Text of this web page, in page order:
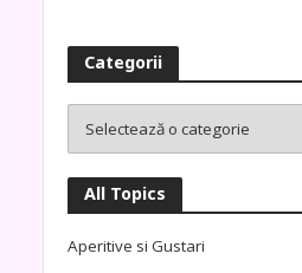
Categorii
All Topics
Aperitive si Gustari